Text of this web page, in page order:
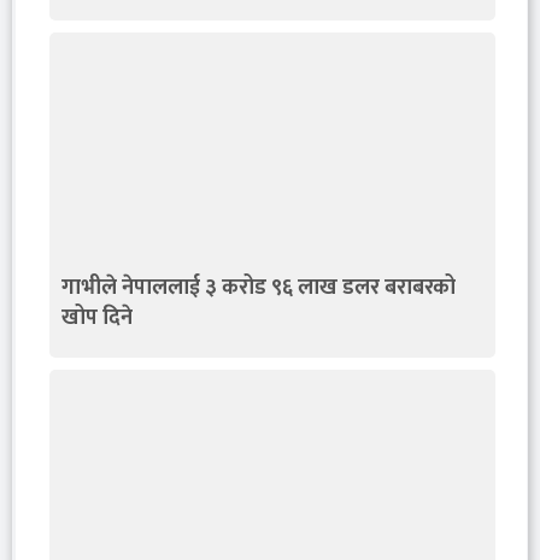
गाभीले नेपाललाई ३ करोड ९६ लाख डलर बराबरको
खोप दिने